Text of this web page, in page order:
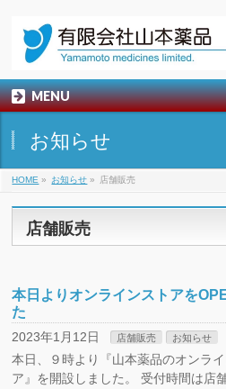
MENU
お知らせ
HOME » お知らせ » 店舗販売
店舗販売
本日よりオンラインストアを
た
2023年1月12日 店舗販売 お知らせ
本日、９時より『山本薬品のオンライ
ア』を開設しました。 受付時間は店